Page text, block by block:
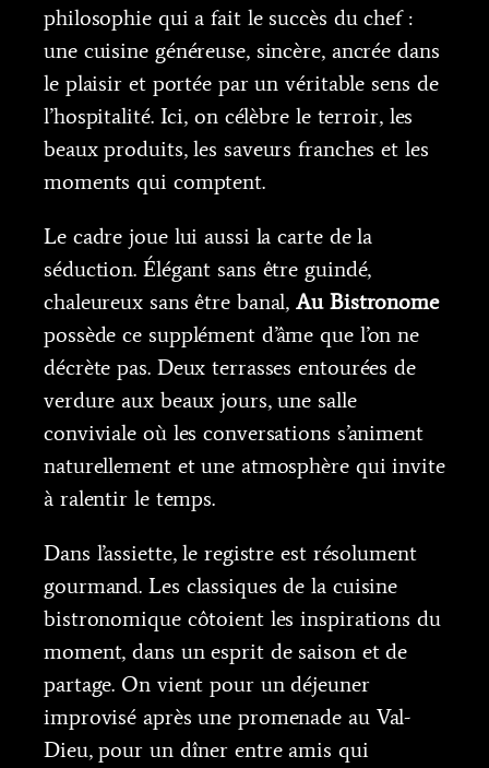
philosophie qui a fait le succès du chef :
une cuisine généreuse, sincère, ancrée dans
le plaisir et portée par un véritable sens de
l’hospitalité. Ici, on célèbre le terroir, les
beaux produits, les saveurs franches et les
moments qui comptent.
Le cadre joue lui aussi la carte de la
séduction. Élégant sans être guindé,
chaleureux sans être banal,Au Bistronome
possède ce supplément d’âme que l’on ne
décrète pas. Deux terrasses entourées de
verdure aux beaux jours, une salle
conviviale où les conversations s’animent
naturellement et une atmosphère qui invite
à ralentir le temps.
Dans l’assiette, le registre est résolument
gourmand. Les classiques de la cuisine
bistronomique côtoient les inspirations du
moment, dans un esprit de saison et de
partage. On vient pour un déjeuner
improvisé après une promenade au Val-
Dieu, pour un dîner entre amis qui